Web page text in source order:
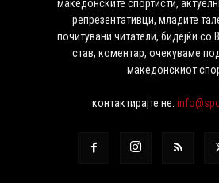
македонските спортисти,
репрезентативци, младите
почитувани читатели, бидејќи
став, коментар, очекуваме
македонскиот
контактирајте не: